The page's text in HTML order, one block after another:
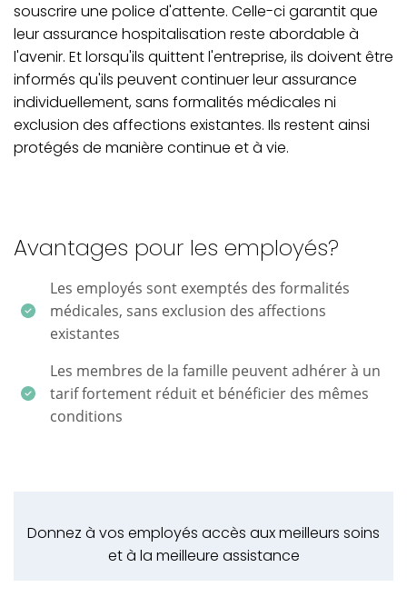
souscrire une police d'attente. Celle-ci garantit que
leur assurance hospitalisation reste abordable à
l'avenir. Et lorsqu'ils quittent l'entreprise, ils doivent être
informés qu'ils peuvent continuer leur assurance
individuellement, sans formalités médicales ni
exclusion des affections existantes. Ils restent ainsi
protégés de manière continue et à vie.
Avantages pour les employés?
Les employés sont exemptés des formalités
médicales, sans exclusion des affections
existantes
Les membres de la famille peuvent adhérer à un
tarif fortement réduit et bénéficier des mêmes
conditions
Donnez à vos employés accès aux meilleurs soins
et à la meilleure assistance